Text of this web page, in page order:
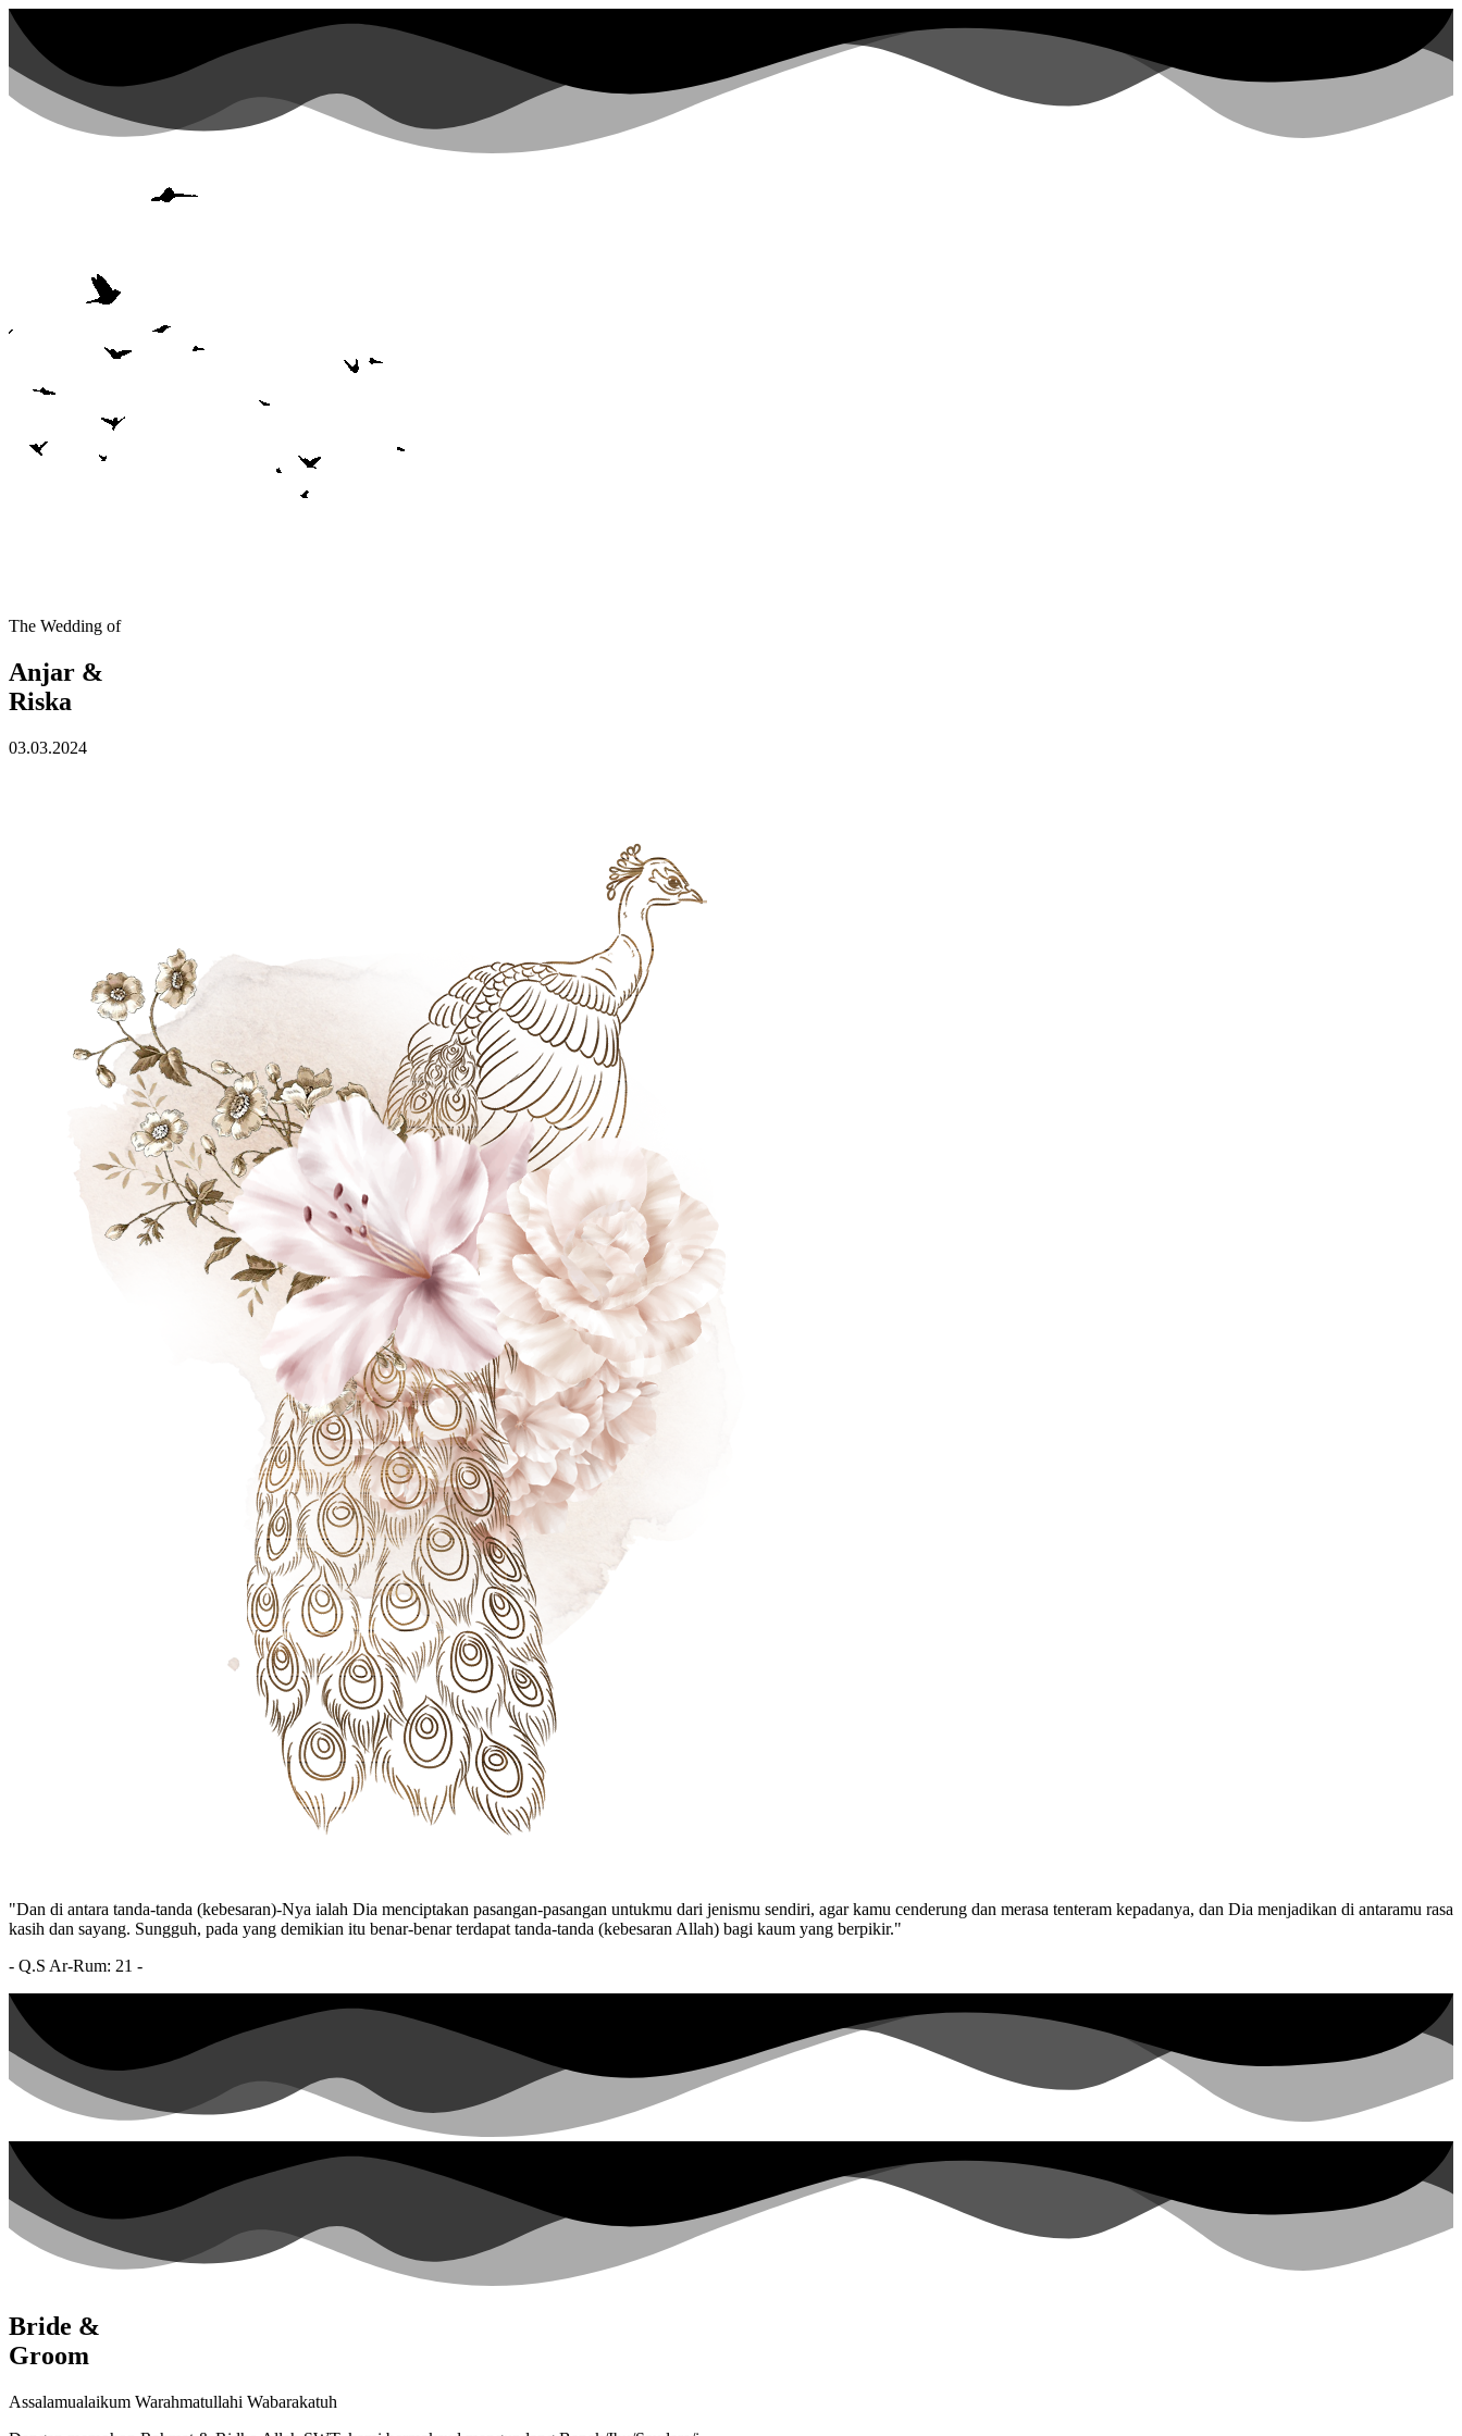
The Wedding of
Anjar &
Riska
03.03.2024
"Dan di antara tanda-tanda (kebesaran)-Nya ialah Dia menciptakan pasangan-pasangan untukmu dari jenismu sendiri, agar kamu cenderung dan merasa tenteram kepadanya, dan Dia menjadikan di antaramu rasa
kasih dan sayang. Sungguh, pada yang demikian itu benar-benar terdapat tanda-tanda (kebesaran Allah) bagi kaum yang berpikir."
- Q.S Ar-Rum: 21 -
Bride &
Groom
Assalamualaikum Warahmatullahi Wabarakatuh